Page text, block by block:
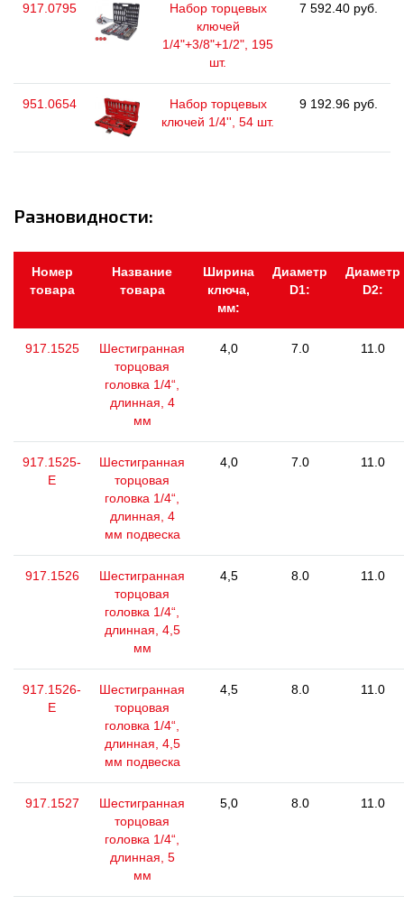
917.0795
Набор торцевых
ключей
1/4"+3/8"+1/2", 195
шт.
7 592.40 руб.
951.0654
Набор торцевых
ключей 1/4'', 54 шт.
9 192.96 руб.
Разновидности:
Номер
товара
Название
товара
Ширина
ключа,
мм:
Диаметр
D1:
Диаметр
D2:
917.1525
Шестигранная
торцовая
головка 1/4“,
длинная, 4
мм
4,0 7.0 11.0
917.1525-
E
Шестигранная
торцовая
головка 1/4“,
длинная, 4
мм подвеска
4,0 7.0 11.0
917.1526
Шестигранная
торцовая
головка 1/4“,
длинная, 4,5
мм
4,5 8.0 11.0
917.1526-
E
Шестигранная
торцовая
головка 1/4“,
длинная, 4,5
мм подвеска
4,5 8.0 11.0
917.1527
Шестигранная
торцовая
головка 1/4“,
длинная, 5
мм
5,0 8.0 11.0